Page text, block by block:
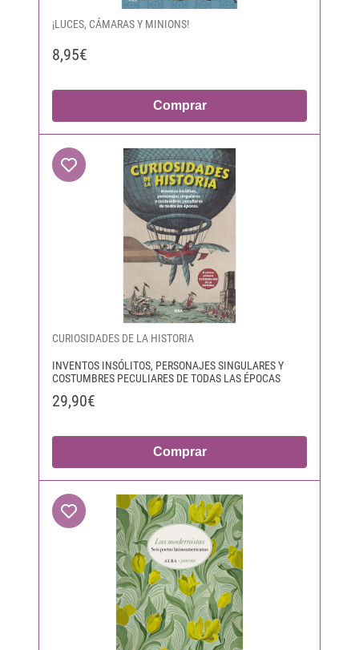
¡LUCES, CÁMARAS Y MINIONS!
8,95€
Comprar
CURIOSIDADES DE LA HISTORIA
INVENTOS INSÓLITOS, PERSONAJES SINGULARES Y
COSTUMBRES PECULIARES DE TODAS LAS ÉPOCAS
29,90€
Comprar